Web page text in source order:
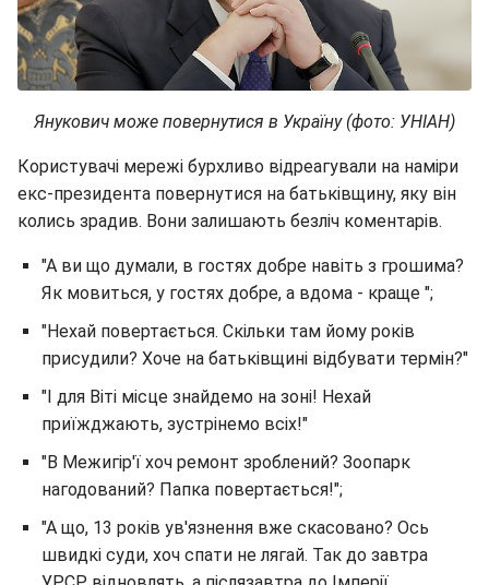
Янукович може повернутися в Україну (фото: УНІАН)
Користувачі мережі бурхливо відреагували на наміри
екс-президента повернутися на батьківщину, яку він
колись зрадив. Вони залишають безліч коментарів.
"А ви що думали, в гостях добре навіть з грошима?
Як мовиться, у гостях добре, а вдома - краще ";
"Нехай повертається. Скільки там йому років
присудили? Хоче на батьківщині відбувати термін?"
"І для Віті місце знайдемо на зоні! Нехай
приїжджають, зустрінемо всіх!"
"В Межигір'ї хоч ремонт зроблений? Зоопарк
нагодований? Папка повертається!";
"А що, 13 років ув'язнення вже скасовано? Ось
швидкі суди, хоч спати не лягай. Так до завтра